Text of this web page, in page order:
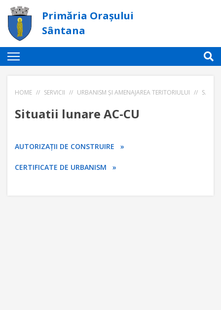
Primăria Orașului
Sântana
HOME // SERVICII // URBANISM ȘI AMENAJAREA TERITORIULUI // SITUATII LUNARE AC-CU
Situatii lunare AC-CU
AUTORIZAȚII DE CONSTRUIRE »
CERTIFICATE DE URBANISM »